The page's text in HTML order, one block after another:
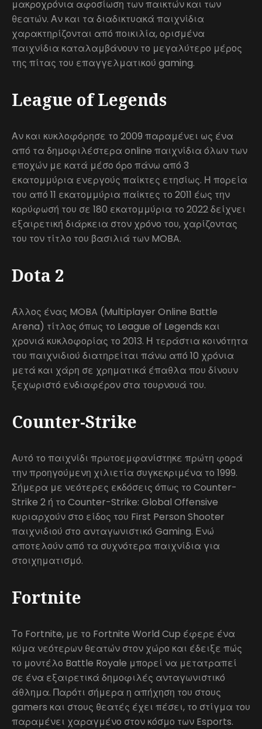
μακροχρόνια αφοσίωση των παικτών και των
θεατών. Αν και τα διαδικτυακά παιχνίδια
χαρακτηρίζονται από ποικιλία, ορισμένα
παιχνίδια καταλαμβάνουν το μεγαλύτερο μέρος
της πίτας του επαγγελματικού gaming.
League of Legends
Αν και κυκλοφόρησε το 2009 παραμένει ως ένα
από τα δημοφιλέστερα online παιχνίδια όλων των
εποχών με κατά μέσο όρο πάνω από 3
εκατομμύρια ενεργούς παίκτες ετησίως. Η πορεία
του από 11 εκατομμύρια παίκτες το 2011 έως την
κορύφωσή του σε 180 εκατομμύρια το 2022 δείχνει
εξαιρετική διάρκεια στον χρόνο του, χαρίζοντας
του τον τίτλο του βασιλιά των MOBA.
Dota 2
Άλλος ένας MOBA (Multiplayer Online Battle
Arena) τίτλος όπως το League of Legends και
χρονιά κυκλοφορίας το 2013. Η τεράστια κοινότητα
του παιχνιδιού διατηρείται πάνω από 10 χρόνια
μετά και χάρη σε χρηματικά έπαθλα που δίνουν
ξεχωριστό ενδιαφέρον στα τουρνουά του.
Counter-Strike
Αυτό το παιχνίδι πρωτοεμφανίστηκε πρώτη φορά
την προηγούμενη χιλιετία συγκεκριμένα το 1999.
Σήμερα με νεότερες εκδόσεις όπως το Counter-
Strike 2 ή το Counter-Strike: Global Offensive
κυριαρχούν στο είδος του First Person Shooter
παιχνιδιού στο ανταγωνιστικό Gaming. Ενώ
αποτελούν από τα συχνότερα παιχνίδια για
στοιχηματισμό.
Fortnite
Το Fortnite, με το Fortnite World Cup έφερε ένα
κύμα νεότερων θεατών στον χώρο και έδειξε πώς
το μοντέλο Battle Royale μπορεί να μετατραπεί
σε ένα εξαιρετικά δημοφιλές ανταγωνιστικό
άθλημα. Παρότι σήμερα η απήχηση του στους
gamers και στους θεατές έχει πέσει, το στίγμα του
παραμένει χαραγμένο στον κόσμο των Esports.